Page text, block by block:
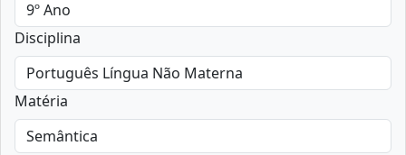
Disciplina
Matéria